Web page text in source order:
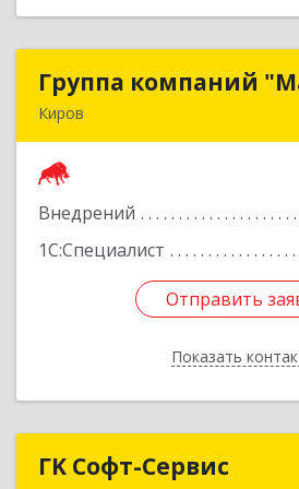
Группа компаний
Киров
Внедрений
1С:Специалист
Отправить
Показать
Группа компаний
Отправить
Назад
ГK Софт-Сервис